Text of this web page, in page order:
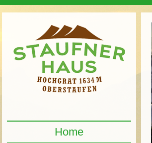
Home